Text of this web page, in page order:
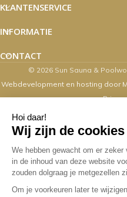
KLANTENSERVICE
INFORMATIE
CONTACT
© 2026 Sun Sauna &
Webdevelopment en hosting door
Zaterdag's zijn wij
uur geopend
Overige dagen mogelijk
webshop, whatsapp en